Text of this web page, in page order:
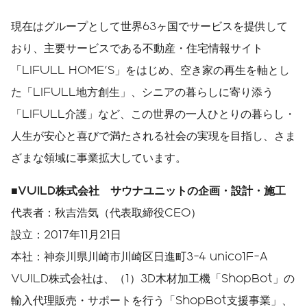
現在はグループとして世界63ヶ国でサービスを提供して
おり、主要サービスである不動産・住宅情報サイト
「LIFULL HOME'S」をはじめ、空き家の再生を軸とし
た「LIFULL地方創生」、シニアの暮らしに寄り添う
「LIFULL介護」など、この世界の一人ひとりの暮らし・
人生が安心と喜びで満たされる社会の実現を目指し、さま
ざまな領域に事業拡大しています。
■VUILD株式会社 サウナユニットの企画・設計・施工
代表者：秋吉浩気（代表取締役CEO）
設立：2017年11月21日
本社：神奈川県川崎市川崎区日進町3-4 unico1F-A
VUILD株式会社​は、（1）3D木材加工機「ShopBot」の
輸入代理販売・サポートを行う「ShopBot支援事業」、